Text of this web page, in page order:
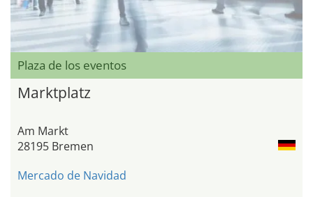
Plaza de los eventos
Marktplatz
Am Markt
28195 Bremen
Mercado de Navidad